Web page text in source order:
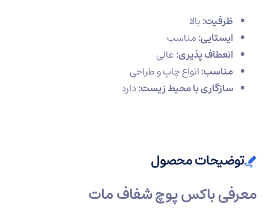
ظرفیت:بالا
ایستایی:مناسب
انعطاف پذیری:عالی
مناسب:انواع چاپ و طراحی
سازگاری با محیط زیست:دارد
توضیحات محصول
معرفی باکس پوچ شفاف مات